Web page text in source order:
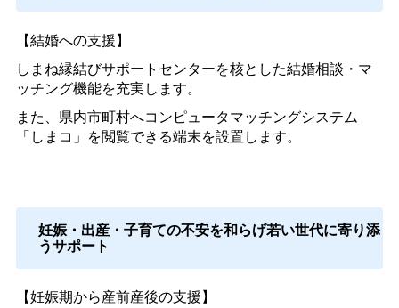
【結婚への支援】
しまね縁結びサポートセンターを核とした結婚相談・マ
ッチング機能を充実します。
また、県内市町村へコンピュータマッチングシステム
「しまコ」を閲覧できる端末を設置します。
妊娠・出産・子育ての不安を和らげ若い世代に寄り添
うサポート
【妊娠期から産前産後の支援】